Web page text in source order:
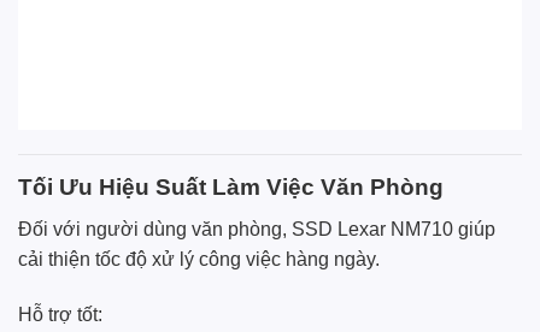
Tối Ưu Hiệu Suất Làm Việc Văn Phòng
Đối với người dùng văn phòng, SSD Lexar NM710 giúp
cải thiện tốc độ xử lý công việc hàng ngày.
Hỗ trợ tốt: